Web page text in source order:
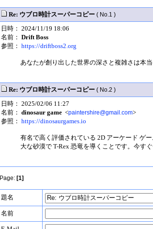
Re: ウブロ時計スーパーコピー ( No.1 )
日時： 2024/11/19 18:06
名前： Drift Boss
参照： https://driftboss2.org
あなたが創り出した世界の深さと複雑さは本
Re: ウブロ時計スーパーコピー ( No.2 )
日時： 2025/02/06 11:27
名前： dinosaur game <paintershire@gmail.com>
参照： https://dinosaurgames.io
有名で高く評価されている 2D アーケード ゲ
大な砂漠で T-Rex 恐竜を導くことです。今す
Page: [1]
題名
名前